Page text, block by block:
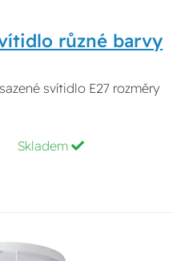
různé barvy
svítidlo E27 rozměry
Skladem